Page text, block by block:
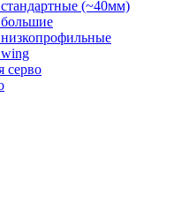
(~40мм)
серво